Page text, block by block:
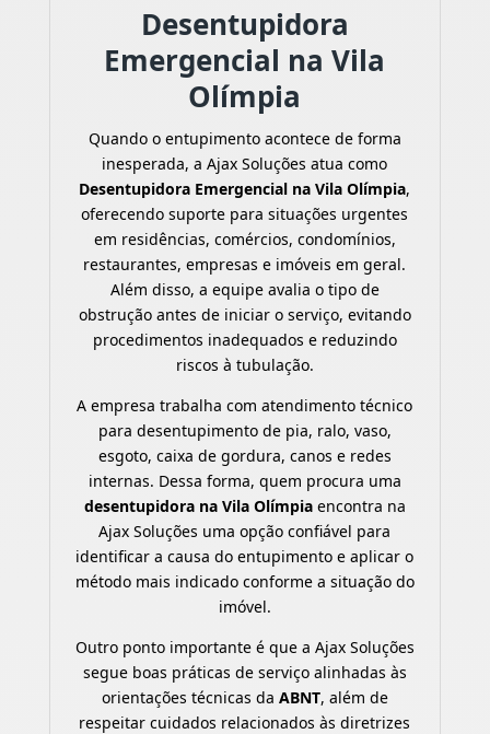
Desentupidora
Emergencial na Vila
Olímpia
Quando o entupimento acontece de forma
inesperada, a Ajax Soluções atua como
Desentupidora Emergencial na Vila Olímpia,
oferecendo suporte para situações urgentes
em residências, comércios, condomínios,
restaurantes, empresas e imóveis em geral.
Além disso, a equipe avalia o tipo de
obstrução antes de iniciar o serviço, evitando
procedimentos inadequados e reduzindo
riscos à tubulação.
A empresa trabalha com atendimento técnico
para desentupimento de pia, ralo, vaso,
esgoto, caixa de gordura, canos e redes
internas. Dessa forma, quem procura uma
desentupidora na Vila Olímpiaencontra na
Ajax Soluções uma opção confiável para
identificar a causa do entupimento e aplicar o
método mais indicado conforme a situação do
imóvel.
Outro ponto importante é que a Ajax Soluções
segue boas práticas de serviço alinhadas às
orientações técnicas da ABNT, além de
respeitar cuidados relacionados às diretrizes